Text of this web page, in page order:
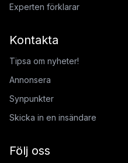
Experten förklarar
Kontakta
Tipsa om nyheter!
Annonsera
Synpunkter
Skicka in en insändare
Följ oss